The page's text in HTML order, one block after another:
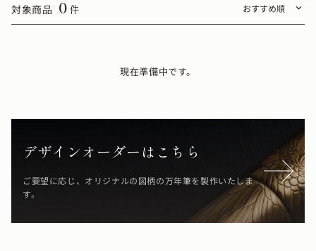
対象商品 0 件
現在準備中です。
デザインオーダーはこちら
ご要望に応じ、オリジナルの図柄の万年筆を製作いたしま
す。